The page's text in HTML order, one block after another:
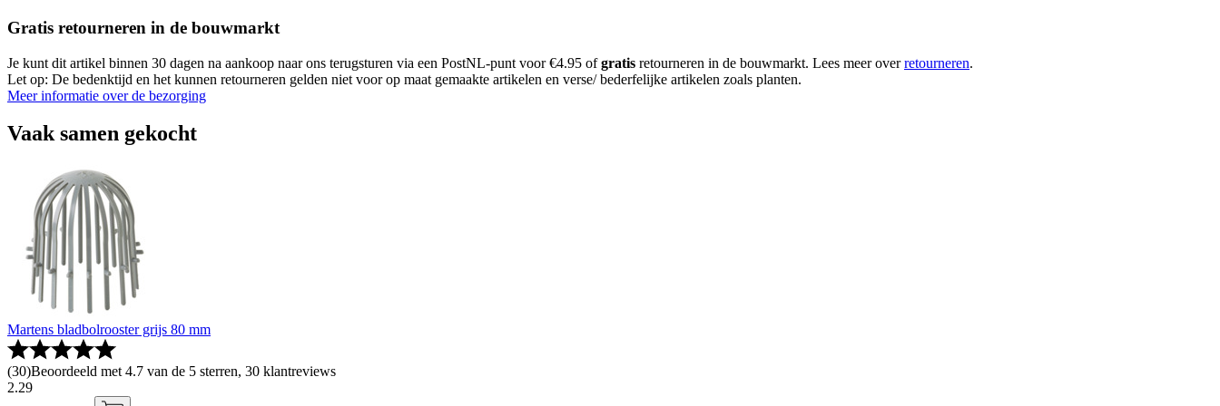
Gratis retourneren in de bouwmarkt
Je kunt dit artikel binnen 30 dagen na aankoop naar ons terugsturen via een PostNL-punt voor €4.95 ofgratis retourneren in de bouwmarkt. Lees meer overretourneren.
Let op: De bedenktijd en het kunnen retourneren gelden niet voor op maat gemaakte artikelen en verse/ bederfelijke artikelen zoals planten.
Meer informatie over de bezorging
Vaak samen gekocht
Martens bladbolrooster grijs 80 mm
(30)Beoordeeld met 4.7 van de 5 sterren, 30 klantreviews
2.29